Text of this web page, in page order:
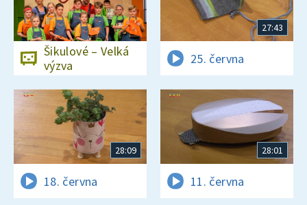
Šikulové – Velká
výzva
27:43
25. června
28:09
18. června
28:01
11. června